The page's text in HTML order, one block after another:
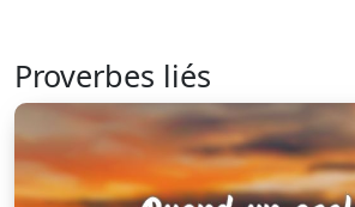
Proverbes liés